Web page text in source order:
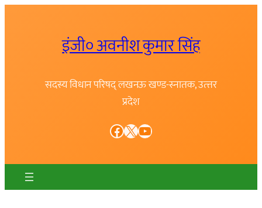
इंजी० अवनीश कुमार सिंह
सदस्य विधान परिषद् लखनऊ खण्ड-स्नातक, उत्त्तर
प्रदेश
Facebook X YouTube